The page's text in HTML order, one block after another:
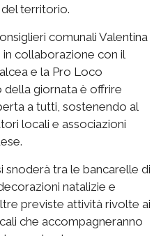
territorio.
comunali Valentina
collaborazione con il
e la Pro Loco
della giornata è offrire
a tutti, sostenendo al
locali e associazioni
snoderà tra le bancarelle di
natalizie e
previste attività rivolte ai
che accompagneranno